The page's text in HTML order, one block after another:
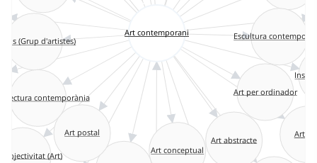
Art abstracte
objectivitat (Art)
Art per ordinador
Art conceptual
Art contemporani
(Grup d'artistes)
Escultura
Art postal Art
contemporània